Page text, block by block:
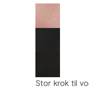
Stor krok til